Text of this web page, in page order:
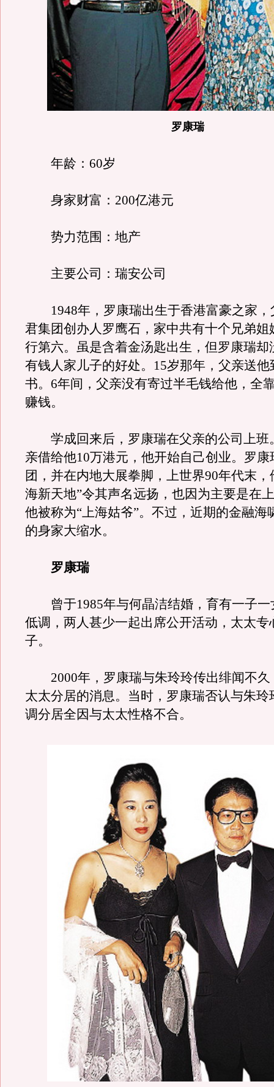
罗康瑞
年龄：60岁
身家财富：200亿港元
势力范围：地产
主要公司：瑞安公司
1948年，罗康瑞出生于香港富豪之家，
君集团创办人罗鹰石，家中共有十个兄弟姐
行第六。虽是含着金汤匙出生，但罗康瑞却
有钱人家儿子的好处。15岁那年，父亲送
书。6年间，父亲没有寄过半毛钱给他，全
赚钱。
学成回来后，罗康瑞在父亲的公司上班
亲借给他10万港元，他开始自己创业。罗
团，并在内地大展拳脚，上世界90年代末，
海新天地”令其声名远扬，也因为主要是在
他被称为“上海姑爷”。不过，近期的金融海
的身家大缩水。
罗康瑞
曾于1985年与何晶洁结婚，育有一子一
低调，两人甚少一起出席公开活动，太太专
子。
2000年，罗康瑞与朱玲玲传出绯闻不久
太太分居的消息。当时，罗康瑞否认与朱玲
调分居全因与太太性格不合。